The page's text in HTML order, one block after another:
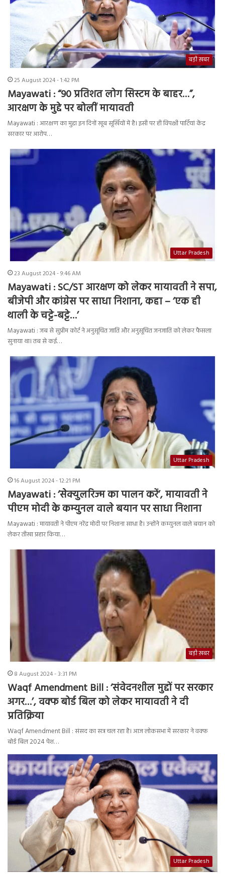
बड़ी ख़बर
25 August 2024 - 1:42 PM
Mayawati : “90 प्रतिशत लोग सिस्टम के बाहर…”,
आरक्षण के मुद्दे पर बोलीं मायावती
Mayawati : आरक्षण का मुद्दा इन दिनों खूब सूर्खियों में है। इसी पर ही विपक्षी पार्टियां केंद्र
सरकार पर आरोप…
Uttar Pradesh
23 August 2024 - 9:46 AM
Mayawati : SC/ST आरक्षण को लेकर मायावती ने सपा,
बीजेपी और कांग्रेस पर साधा निशाना, कहा – ‘एक ही
थाली के चट्टे-बट्टे…’
Mayawati : जब से सुप्रीम कोर्ट ने अनुसूचित जाति और अनुसूचित जनजाति को लेकर फैसला
सुनाया था। तब से कई…
Uttar Pradesh
16 August 2024 - 12:21 PM
Mayawati : ‘सेक्युलरिज्म का पालन करें’, मायावती ने
पीएम मोदी के कम्युनल वाले बयान पर साधा निशाना
Mayawati : मायावती ने पीएम नरेंद्र मोदी पर निशाना साधा है। उन्होंने कम्युनल वाले बयान को
लेकर तीखा प्रहार किया…
बड़ी ख़बर
8 August 2024 - 3:31 PM
Waqf Amendment Bill : ‘संवेदनशील मुद्दों पर सरकार
अगर…’, वक्फ बोर्ड बिल को लेकर मायावती ने दी
प्रतिक्रिया
Waqf Amendment Bill : संसद का सत्र चल रहा है। आज लोकसभा में सरकार ने वक्फ
बोर्ड बिल 2024 पेश…
Uttar Pradesh